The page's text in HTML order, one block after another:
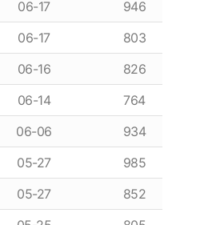
06-17
946
06-17
803
06-16
826
06-14
764
06-06
934
05-27
985
05-27
852